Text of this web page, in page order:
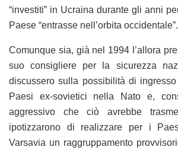
“investiti” in Ucraina durante gli anni
Paese “entrasse nell’orbita occidentale”.
Comunque sia, già nel 1994 l’allora
suo consigliere per la sicurezza
discussero sulla possibilità di
Paesi ex-sovietici nella Nato e,
aggressivo che ciò avrebbe
ipotizzarono di realizzare per i
Varsavia un raggruppamento